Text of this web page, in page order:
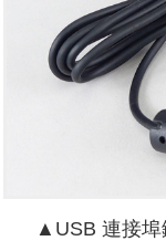
▲USB 連接埠